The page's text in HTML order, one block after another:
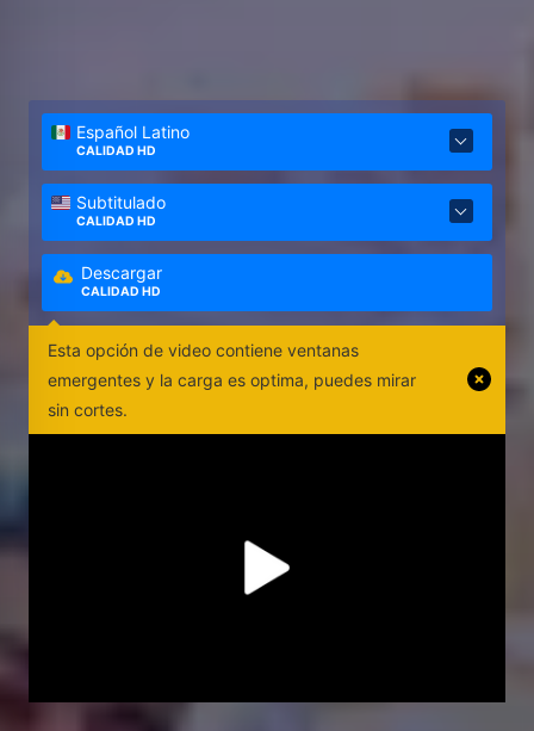
Español Latino
CALIDAD HD
Subtitulado
CALIDAD HD
Descargar
CALIDAD HD
Esta opción de video contiene ventanas
emergentes y la carga es optima, puedes mirar
sin cortes.